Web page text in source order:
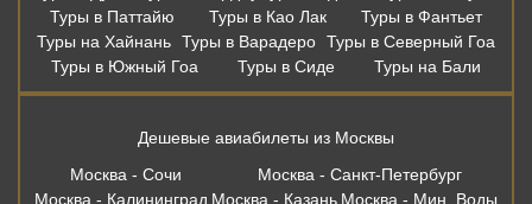
Туры в Паттайю
Туры в Као Лак
Туры в Фантьет
Туры на Хайнань Туры в Варадеро Туры в Северный Гоа
Туры в Южный Гоа
Туры в Сиде Туры на Бали
Дешевые авиабилеты из Москвы
Москва - Сочи
Москва - Санкт-Петербург
Москва - Калининград Москва - Казань Москва - Мин. Воды